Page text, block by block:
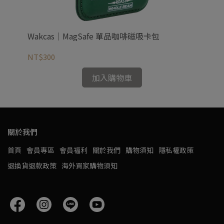
Wakcas｜MagSafe 單品咖啡磁吸卡包
NT$300
加入購物車
關於我們
首頁 會員專區 會員福利 關於我們 購物須知 隱私權政策
退換貨退款政策 海外買家購物須知